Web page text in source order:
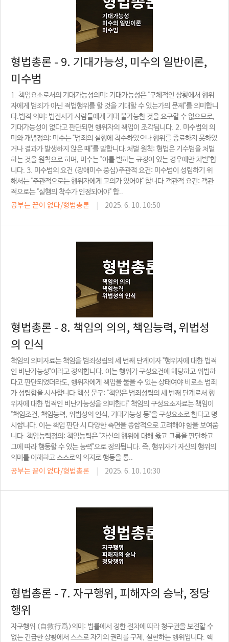
형법총론 - 9. 기대가능성, 미수의 일반이론,
미수범
1. 책임요소로서의 기대가능성의미: 기대가능성은 "구체적인 상황에서 행위
자에게 범죄가 아닌 적법행위를 할 것을 기대할 수 있는가의 문제"를 의미합니
다.법적 의미: 법질서가 사람들에게 기대 불가능한 것을 요구할 수 없으므로,
기대가능성이 없다고 판단되면 행위자의 책임이 조각됩니다. 2. 미수범의 의
미와 개념정의: 미수는 "범죄의 실행에 착수하였으나 행위를 종료하지 못하였
거나 결과가 발생하지 않은 때"를 말합니다.처벌 원칙: 형법은 기수범을 처벌
하는 것을 원칙으로 하며, 미수는 "이를 벌하는 규정이 있는 경우에만 처벌"합
니다. 3. 미수범의 요건 (장애미수 중심)주관적 요건: 미수범이 성립하기 위
해서는 "주관적으로는 행위자에게 고의가 있어야" 합니다.객관적 요건: 객관
적으로는 "실행의 착수가 인정되어야" 합..
공부는 끝이 없다/형법총론
2025. 6. 10. 10:50
형법총론 - 8. 책임의 의의, 책임능력, 위법성
의 인식
책임의 의미자료는 책임을 범죄성립의 세 번째 단계이자 "행위자에 대한 법적
인 비난가능성"이라고 정의합니다. 이는 행위가 구성요건에 해당하고 위법하
다고 판단되었더라도, 행위자에게 책임을 물을 수 있는 상태여야 비로소 범죄
가 성립함을 시사합니다.핵심 문구: "책임은 범죄성립의 세 번째 단계로서 행
위자에 대한 법적인 비난가능성을 의미한다" 책임의 구성요소자료는 책임이
"책임조건, 책임능력, 위법성의 인식, 기대가능성 등"을 구성요소로 한다고 명
시합니다. 이는 책임 판단 시 다양한 측면을 종합적으로 고려해야 함을 보여줍
니다. 책임능력정의: 책임능력은 "자신의 행위에 대해 옳고 그름을 판단하고
그에 따라 행동할 수 있는 능력"으로 정의됩니다. 즉, 행위자가 자신의 행위의
의미를 이해하고 스스로의 의지로 행동을 통..
공부는 끝이 없다/형법총론
2025. 6. 10. 10:30
형법총론 - 7. 자구행위, 피해자의 승낙, 정당
행위
자구행위 (自救行爲)의미: 법률에서 정한 절차에 따라 청구권을 보전할 수
없는 긴급한 상황에서 스스로 자기의 권리를 구제, 실현하는 행위입니다. 핵